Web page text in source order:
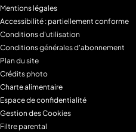
Mentions légales
Accessibilité : partiellement conforme
Conditions d'utilisation
Conditions générales d'abonnement
Plan du site
Crédits photo
Charte alimentaire
Espace de confidentialité
Gestion des Cookies
Filtre parental